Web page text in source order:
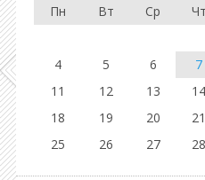
Пн
Вт Ср Чт
4
5 6 7
11
12 13 14
18
19 20 21
25
26 27 28